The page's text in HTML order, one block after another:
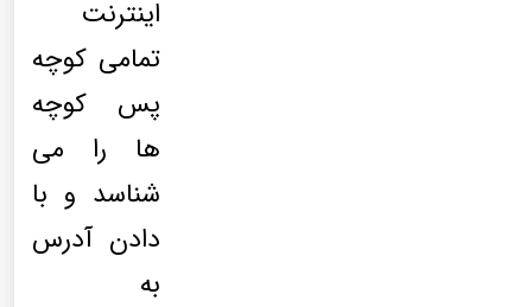
اینترنت
تمامی کوچه
پس کوچه
ها را می
شناسد و با
دادن آدرس
به